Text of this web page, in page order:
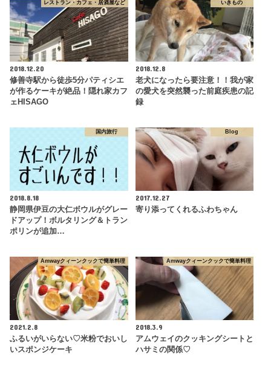
レストラン・カフェ・居酒屋など
2018.12.20
修善寺駅から徒歩5分パティシエ
が作るケーキが絶品！隠れ家カフ
ェHISAGO
いきもの
2018.12.8
老犬になったら要注意！！我が家
の愛犬を突然襲った前庭疾患の記
録
国内旅行
2018.8.18
静岡県伊豆の大仁ボウルがグレー
ドアップ！ボルタリング＆トラン
ポリンが追加…
Blog
2017.12.27
寄り添ってくれるふわちゃん
Amwayクィーンクックで簡単料理
2021.2.8
ふるいがいらない♡米粉でおいし
いスポンジケーキ
Amwayクィーンクックで簡単料理
2018.3.9
アムウェイのクッキングシートと
ハサミの関係♡